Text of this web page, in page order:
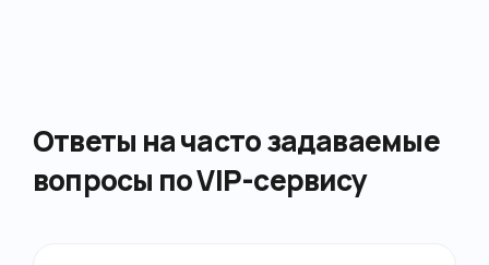
Ответы на часто задаваемые
вопросы по VIP-сервису